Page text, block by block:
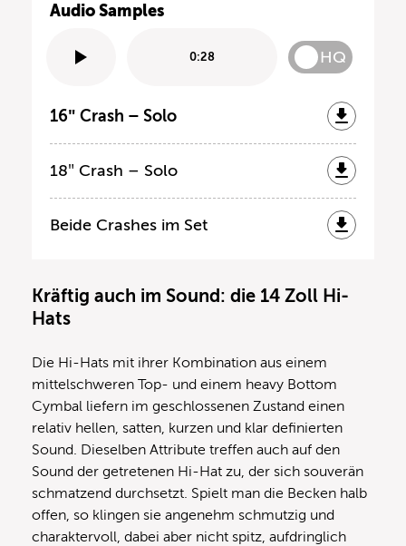
Audio Samples
0:28 HQ
16″ Crash – Solo
18″ Crash – Solo
Beide Crashes im Set
Kräftig auch im Sound: die 14 Zoll Hi-
Hats
Die Hi-Hats mit ihrer Kombination aus einem
mittelschweren Top- und einem heavy Bottom
Cymbal liefern im geschlossenen Zustand einen
relativ hellen, satten, kurzen und klar definierten
Sound. Dieselben Attribute treffen auch auf den
Sound der getretenen Hi-Hat zu, der sich souverän
schmatzend durchsetzt. Spielt man die Becken halb
offen, so klingen sie angenehm schmutzig und
charaktervoll, dabei aber nicht spitz, aufdringlich